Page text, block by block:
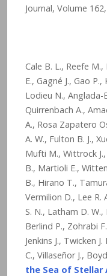
Journal, Volume
Cale B. L., Reefe
E., Gagné J., Gao P.,
Lodieu N., Anglada-
Quirrenbach A.,
A., Rosa Zapatero
A. W., Fulton B. J.,
Mufti M., Wittrock
B., Martioli E.,
B., Hirano T.,
Vermilion D., Lee R.
S. N., Latham D. W.,
Berlind P., Zohrabi
Jenkins J., Twicken
C., Villaseñor J.,
the Sea of Stellar